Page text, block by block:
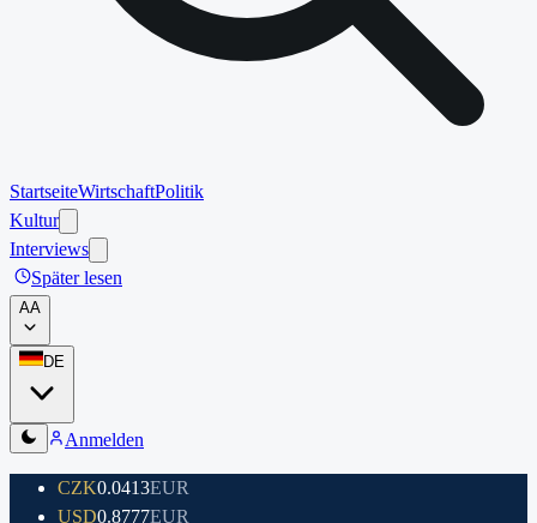
StartseiteWirtschaftPolitik
Kultur
Interviews
Später lesen
AA
DE
Anmelden
CZK0.0413EUR
USD0.8777EUR